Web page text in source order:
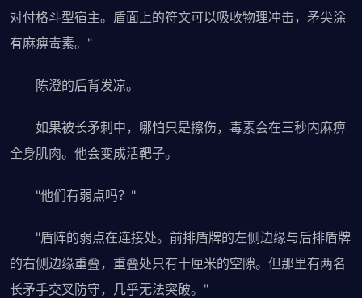
对付格斗型宿主。盾面上的符文可以吸收物理冲击，矛尖涂
有麻痹毒素。"
陈澄的后背发凉。
如果被长矛刺中，哪怕只是擦伤，毒素会在三秒内麻痹
全身肌肉。他会变成活靶子。
"他们有弱点吗？"
"盾阵的弱点在连接处。前排盾牌的左侧边缘与后排盾牌
的右侧边缘重叠，重叠处只有十厘米的空隙。但那里有两名
长矛手交叉防守，几乎无法突破。"